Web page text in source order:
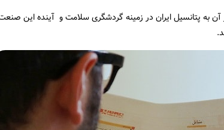
به پتانسیل ایران در زمینه گردشگری سلامت و آینده این